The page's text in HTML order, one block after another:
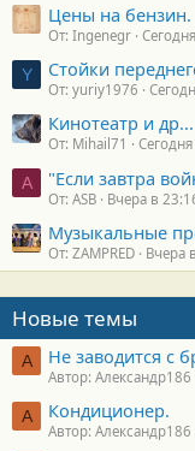
Цены на бензин.
От: Ingenegr
Y Стойки
От: yuriy1976
Кинотеатр и
От: Mihail71
A "Если завтра
От: ASB Вчера в
Музыкальные
От: ZAMPRED Вчера
Новые темы
А Не заводится с
Автор: Александр186
А Кондиционер.
Автор: Александр186